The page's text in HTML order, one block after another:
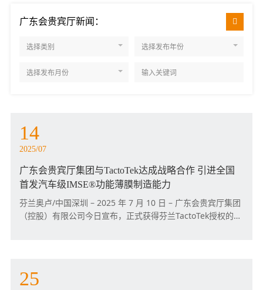
广东会贵宾厅新闻：
选择类别 选择发布年份
选择发布月份
广东会贵宾厅集团与TactoTek达成战略合作 引进全国
首发汽车级IMSE®功能薄膜制造能力
芬兰奥卢/中国深圳 – 2025 年 7 月 10 日 – 广东会贵宾厅集团
（控股）有限公司今日宣布，正式获得芬兰TactoTek授权的模
14
2025/07
25